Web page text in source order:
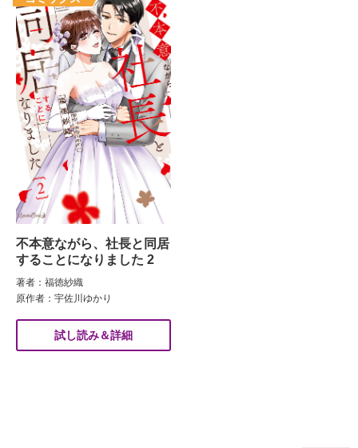
不本意ながら、社長と同居
することになりました 2
著者：福徳紗織
原作者：宇佐川ゆかり
試し読み＆詳細